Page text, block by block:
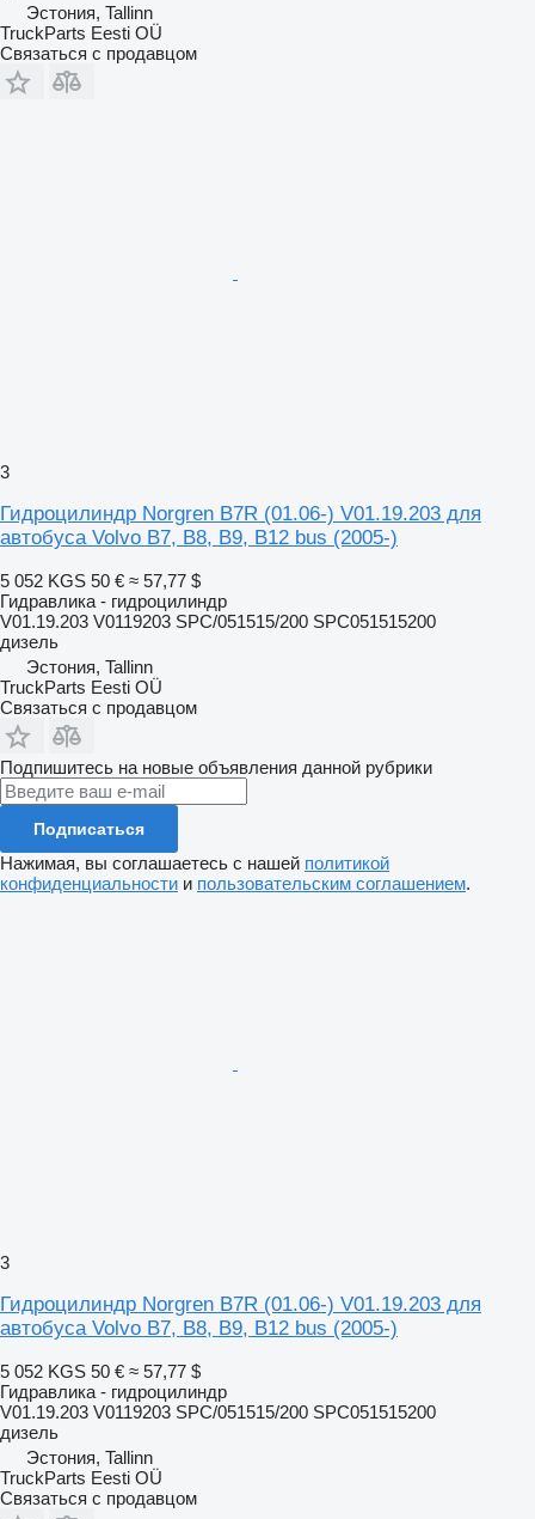
Эстония, Tallinn
TruckParts Eesti OÜ
Связаться с продавцом
3
Гидроцилиндр Norgren B7R (01.06-) V01.19.203 для
автобуса Volvo B7, B8, B9, B12 bus (2005-)
5 052 KGS 50 € ≈ 57,77 $
Гидравлика - гидроцилиндр
V01.19.203 V0119203 SPC/051515/200 SPC051515200
дизель
Эстония, Tallinn
TruckParts Eesti OÜ
Связаться с продавцом
Подпишитесь на новые объявления данной рубрики
Подписаться
Нажимая, вы соглашаетесь с нашей политикой
конфиденциальности и пользовательским соглашением.
3
Гидроцилиндр Norgren B7R (01.06-) V01.19.203 для
автобуса Volvo B7, B8, B9, B12 bus (2005-)
5 052 KGS 50 € ≈ 57,77 $
Гидравлика - гидроцилиндр
V01.19.203 V0119203 SPC/051515/200 SPC051515200
дизель
Эстония, Tallinn
TruckParts Eesti OÜ
Связаться с продавцом